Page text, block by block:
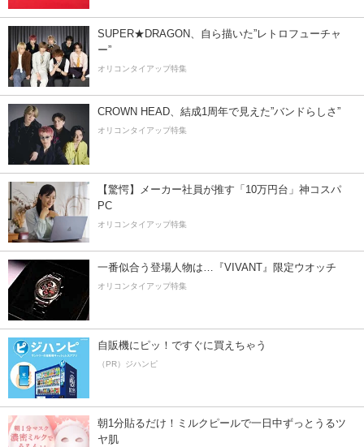
SUPER★DRAGON、自ら描いた”レトロフューチャ
ー”
オリコンタイアップ特集
CROWN HEAD、結成1周年で見えた”バンドらしさ”
オリコンタイアップ特集
【驚愕】メーカー社員が推す「10万円台」神コスパ
PC
オリコンタイアップ特集
一番似合う登場人物は…『VIVANT』限定ウオッチ
オリコンタイアップ特集
自販機にピッ！ですぐに買えちゃう
（PR）ジハンピ
朝1分貼るだけ！ミルクピールで一日中ずっとうるツ
ヤ肌